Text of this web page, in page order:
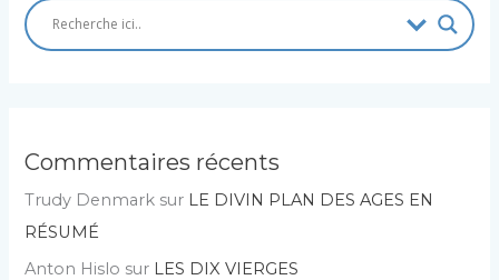
Commentaires récents
Trudy Denmark sur LE DIVIN PLAN DES AGES EN
RÉSUMÉ
Anton Hislo sur LES DIX VIERGES